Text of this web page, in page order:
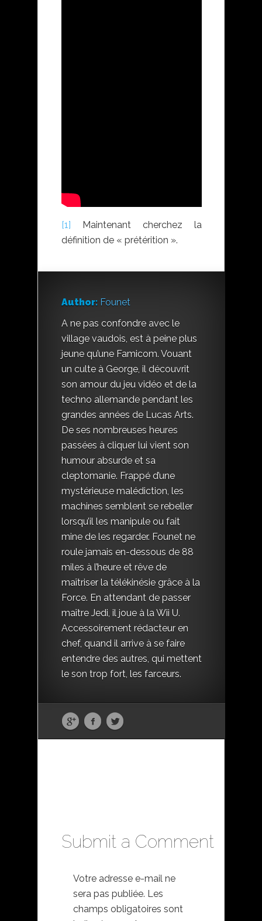
[1] Maintenant cherchez la
définition de « prétérition ».
Author: Founet
A ne pas confondre avec le
village vaudois, est à peine plus
jeune qu’une Famicom. Vouant
un culte à George, il découvrit
son amour du jeu vidéo et de la
techno allemande pendant les
grandes années de Lucas Arts.
De ses nombreuses heures
passées à cliquer lui vient son
humour absurde et sa
cleptomanie. Frappé d’une
mystérieuse malédiction, les
machines semblent se rebeller
lorsqu’il les manipule ou fait
mine de les regarder. Founet ne
roule jamais en-dessous de 88
miles à l’heure et rêve de
maîtriser la télékinésie grâce à la
Force. En attendant de passer
maître Jedi, il joue à la Wii U.
Accessoirement rédacteur en
chef, quand il arrive à se faire
entendre des autres, qui mettent
le son trop fort, les farceurs.
Submit a Comment
Votre adresse e-mail ne
sera pas publiée. Les
champs obligatoires sont